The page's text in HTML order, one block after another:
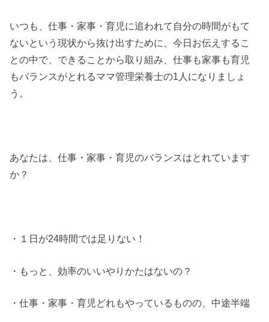
いつも、仕事・家事・育児に追われて自分の時間がもて
ないという現状から抜け出すために、今日お伝えするこ
との中で、できることから取り組み、仕事も家事も育児
もバランスがとれるママ管理栄養士の1人になりましょ
う。
あなたは、仕事・家事・育児のバランスはとれています
か？
・１日が24時間では足りない！
・もっと、効率のいいやりかたはないの？
・仕事・家事・育児どれもやっているものの、中途半端